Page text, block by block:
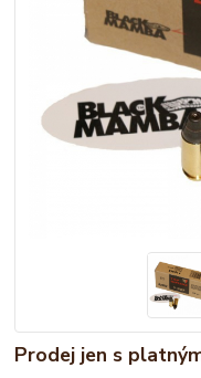
Prodej jen s